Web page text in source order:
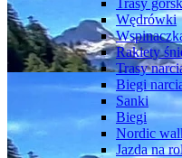
Wędrówki
Rakiety
Trasy
Biegi
Sanki
Biegi
Nordic
Jazda na